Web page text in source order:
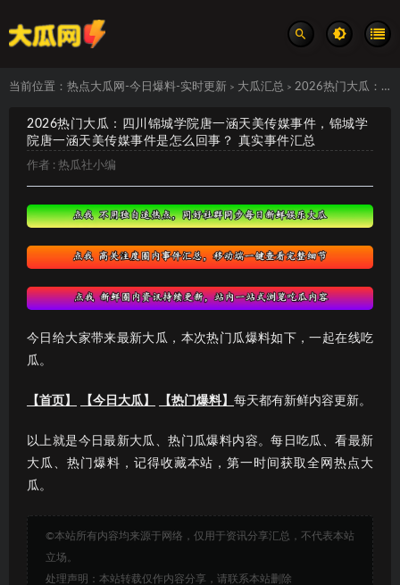
当前位置： 热点大瓜网-今日爆料-实时更新 > 大瓜汇总 > 2026热门大瓜：四川锦城学院唐一涵天美传媒事件，锦城学院唐一涵天美传媒事件是怎么回事？ 真实事件汇总
2026热门大瓜：四川锦城学院唐一涵天美传媒事件，锦城学
院唐一涵天美传媒事件是怎么回事？ 真实事件汇总
作者 : 热瓜社小编
今日给大家带来最新大瓜，本次热门瓜爆料如下，一起在线吃
瓜。
【首页】 【今日大瓜】 【热门爆料】 每天都有新鲜内容更新。
以上就是今日最新大瓜、热门瓜爆料内容。每日吃瓜、看最新
大瓜、热门爆料，记得收藏本站，第一时间获取全网热点大
瓜。
©本站所有内容均来源于网络，仅用于资讯分享汇总，不代表本站
立场。
处理声明：本站转载仅作内容分享，请联系本站删除